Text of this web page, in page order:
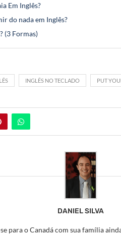
Em Inglês?
do nada em Inglês?
(3 Formas)
INGLÊS NO TECLADO PUT
DANIEL SILVA
para o Canadá com sua família